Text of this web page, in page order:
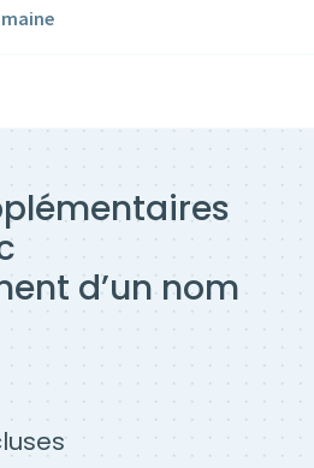
d’un nom